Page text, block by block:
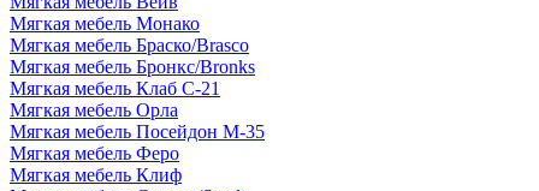
Мягкая мебель Монако
Мягкая мебель Браско/Brasco
Мягкая мебель Бронкс/Bronks
Мягкая мебель Клаб С-21
Мягкая мебель Орла
Мягкая мебель Посейдон М-35
Мягкая мебель Феро
Мягкая мебель Клиф